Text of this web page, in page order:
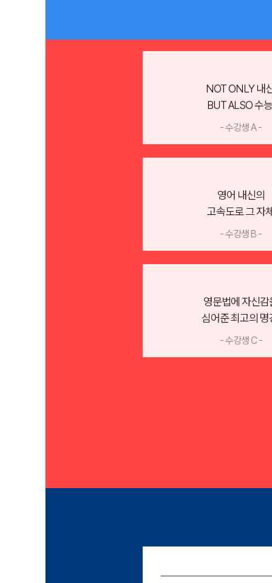
NOT ONLY 내
BUT ALSO 수
- 수강생 A -
영어 내신의
고속도로 그 자
- 수강생 B -
영문법에 자신감
심어준 최고의 명
- 수강생 C -